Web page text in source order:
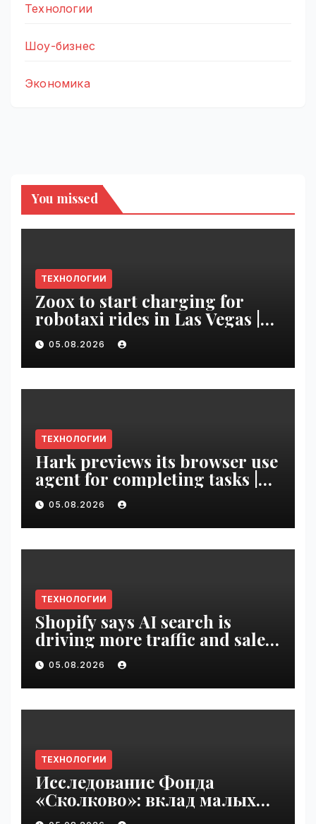
Технологии
Шоу-бизнес
Экономика
You missed
ТЕХНОЛОГИИ
Zoox to start charging for
robotaxi rides in Las Vegas |
VseTime.ru
05.08.2026
ТЕХНОЛОГИИ
Hark previews its browser use
agent for completing tasks |
VseTime.ru
05.08.2026
ТЕХНОЛОГИИ
Shopify says AI search is
driving more traffic and sales,
not replacing Google |
VseTime.ru
05.08.2026
ТЕХНОЛОГИИ
Исследование Фонда
«Сколково»: вклад малых
технологических компаний